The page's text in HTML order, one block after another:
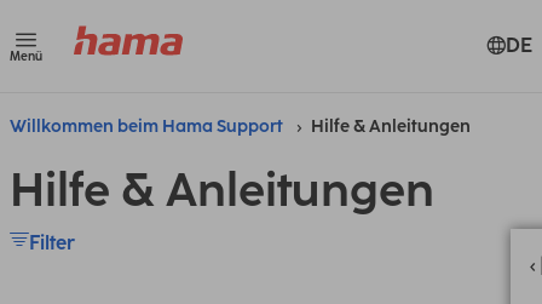
Menü DE
Willkommen beim Hama Support Hilfe & Anleitungen
Hilfe & Anleitungen
Filter